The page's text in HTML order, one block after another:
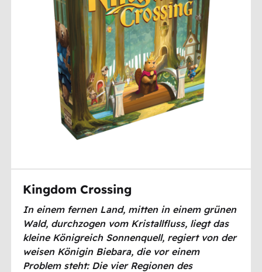
Kingdom Crossing
In einem fernen Land, mitten in einem grünen
Wald, durchzogen vom Kristallfluss, liegt das
kleine Königreich Sonnenquell, regiert von der
weisen Königin Biebara, die vor einem
Problem steht: Die vier Regionen des